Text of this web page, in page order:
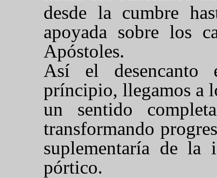
desde la cumbre
apoyada sobre los
Apóstoles.
Así el desencanto
príncipio, llegamos a
un sentido
transformando
suplementaría de la
pórtico.